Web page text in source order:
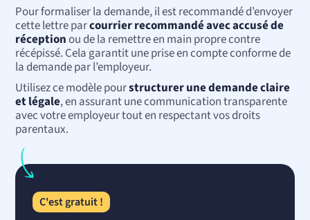
Pour formaliser la demande, il est recommandé d’envoyer
cette lettre parcourrier recommandé avec accusé de
réceptionou de la remettre en main propre contre
récépissé. Cela garantit une prise en compte conforme de
la demande par l’employeur.
Utilisez ce modèle pourstructurer une demande claire
et légale, en assurant une communication transparente
avec votre employeur tout en respectant vos droits
parentaux.
C'est gratuit !